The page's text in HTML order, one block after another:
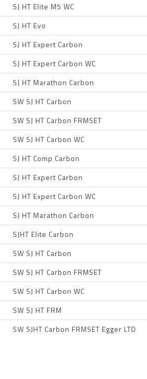
SJ HT Elite M5 WC
SJ HT Evo
SJ HT Expert Carbon
SJ HT Expert Carbon WC
SJ HT Marathon Carbon
SW SJ HT Carbon
SW SJ HT Carbon FRMSET
SW SJ HT Carbon WC
SJ HT Comp Carbon
SJ HT Expert Carbon
SJ HT Expert Carbon WC
SJ HT Marathon Carbon
SJHT Elite Carbon
SW SJ HT Carbon
SW SJ HT Carbon FRMSET
SW SJ HT Carbon WC
SW SJ HT FRM
SW SJHT Carbon FRMSET Egger LTD